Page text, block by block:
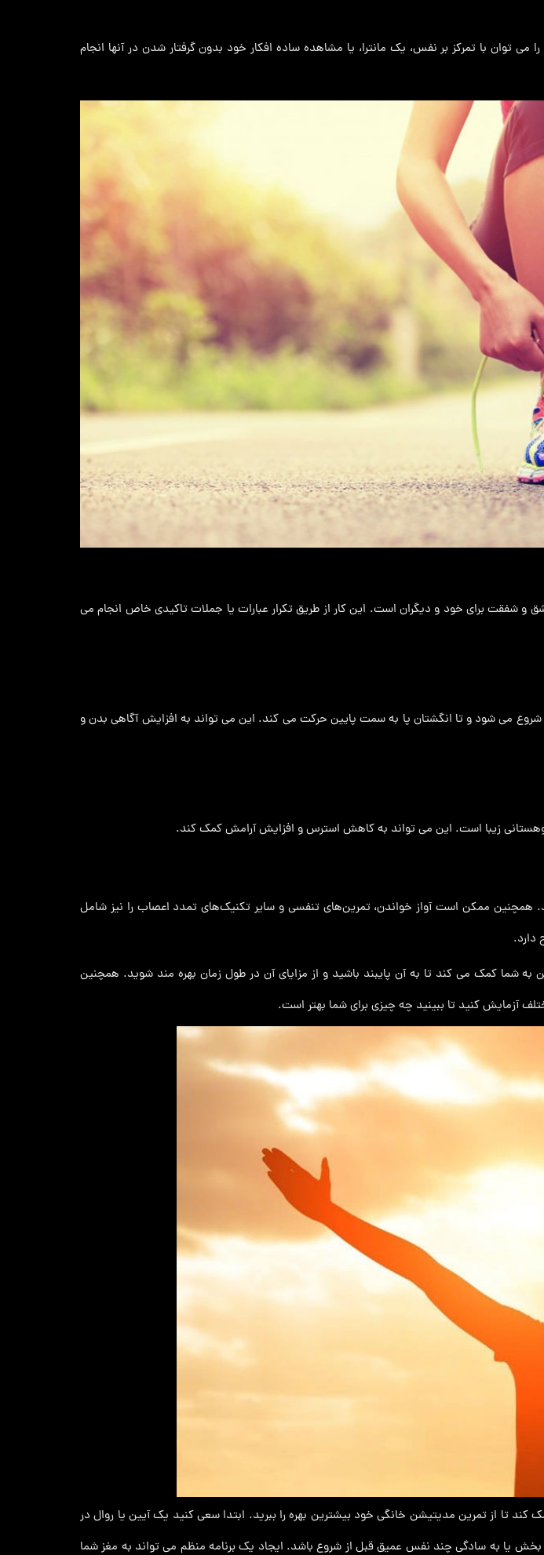
با تمرکز بر نفس، یک مانترا، یا مشاهده ساده افکار خود بدون گرفتار شدن در آنها انجام
برای خود و دیگران است. این کار از طریق تکرار عبارات یا جملات تاکیدی خاص انجام می
می شود و تا انگشتان پا به سمت پایین حرکت می کند. این می تواند به افزایش آگاهی بدن و
زیبا است. این می تواند به کاهش استرس و افزایش آرامش کمک کند.
همچنین ممکن است آواز خواندن، تمرین‌های تنفسی و سایر تکنیک‌های تمدد اعصاب را نیز شامل
شما کمک می کند تا به آن پایبند باشید و از مزایای آن در طول زمان بهره مند شوید. همچنین
آزمایش کنید تا ببینید چه چیزی برای شما بهتر است.
تا از تمرین مدیتیشن خانگی خود بیشترین بهره را ببرید. ابتدا سعی کنید یک آیین یا روال در
یا به سادگی چند نفس عمیق قبل از شروع باشد. ایجاد یک برنامه منظم می تواند به مغز شما